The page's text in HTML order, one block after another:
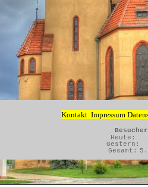
Kontakt Impressum
Heute:
Gestern:
Gesamt:
Zurück zum Seiteninhalt